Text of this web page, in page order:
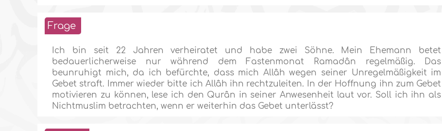
Frage
Ich bin seit 22 Jahren verheiratet und habe zwei Söhne. Mein Ehemann betet
bedauerlicherweise nur während dem Fastenmonat Ramadân regelmäßig. Das
beunruhigt mich, da ich befürchte, dass mich Allâh wegen seiner Unregelmäßigkeit im
Gebet straft. Immer wieder bitte ich Allâh ihn rechtzuleiten. In der Hoffnung ihn zum Gebet
motivieren zu können, lese ich den Qurân in seiner Anwesenheit laut vor. Soll ich ihn als
Nichtmuslim betrachten, wenn er weiterhin das Gebet unterlässt?